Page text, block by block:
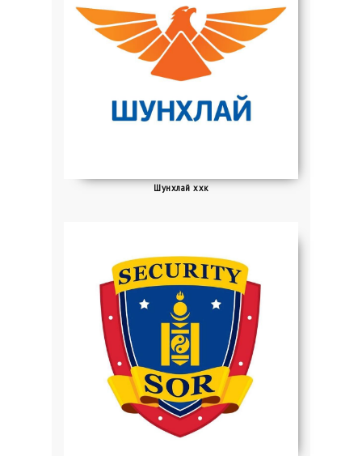
Шунхлай ххк